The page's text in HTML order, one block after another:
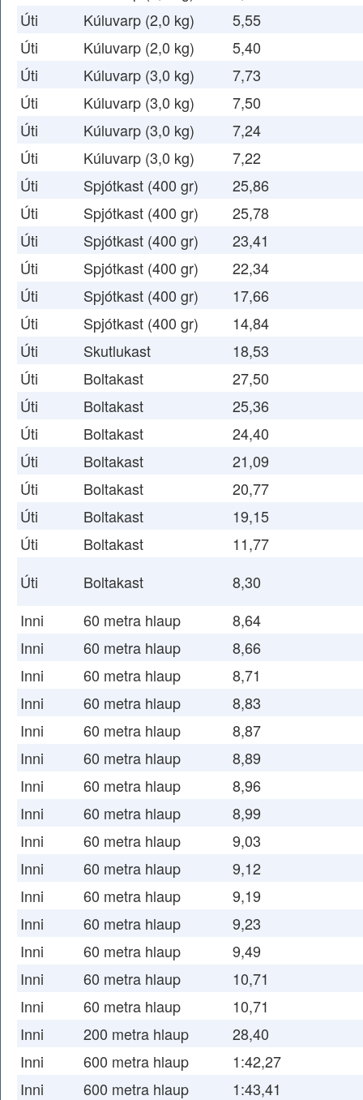
Úti
Kúluvarp (2,0 kg)
5,55
Úti
Kúluvarp (2,0 kg)
5,40
Úti
Kúluvarp (3,0 kg)
7,73
Úti
Kúluvarp (3,0 kg)
7,50
Úti
Kúluvarp (3,0 kg)
7,24
Úti
Kúluvarp (3,0 kg)
7,22
Úti
Spjótkast (400 gr)
25,86
Úti
Spjótkast (400 gr)
25,78
Úti
Spjótkast (400 gr)
23,41
Úti
Spjótkast (400 gr)
22,34
Úti
Spjótkast (400 gr)
17,66
Úti
Spjótkast (400 gr)
14,84
Úti
Skutlukast
18,53
Úti
Boltakast
27,50
Úti
Boltakast
25,36
Úti
Boltakast
24,40
Úti
Boltakast
21,09
Úti
Boltakast
20,77
Úti
Boltakast
19,15
Úti
Boltakast
11,77
Úti
Boltakast
8,30
Inni
60 metra hlaup
8,64
Inni
60 metra hlaup
8,66
Inni
60 metra hlaup
8,71
Inni
60 metra hlaup
8,83
Inni
60 metra hlaup
8,87
Inni
60 metra hlaup
8,89
Inni
60 metra hlaup
8,96
Inni
60 metra hlaup
8,99
Inni
60 metra hlaup
9,03
Inni
60 metra hlaup
9,12
Inni
60 metra hlaup
9,19
Inni
60 metra hlaup
9,23
Inni
60 metra hlaup
9,49
Inni
60 metra hlaup
10,71
Inni
60 metra hlaup
10,71
Inni
200 metra hlaup
28,40
Inni
600 metra hlaup
1:42,27
Inni
600 metra hlaup
1:43,41